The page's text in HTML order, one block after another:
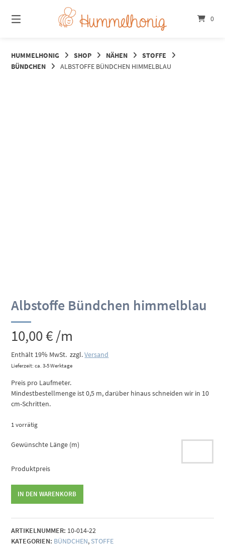
zum
Inhalt
0
HUMMELHONIG SHOP NÄHEN
STOFFE
BÜNDCHEN
ALBSTOFFE BÜNDCHEN HIMMELBLAU
Albstoffe Bündchen himmelblau
10,00€/m
Enthält 19% MwSt. zzgl.Versand
Lieferzeit: ca. 3-5 Werktage
Preis pro Laufmeter.
Mindestbestellmenge ist 0,5 m, darüber hinaus schneiden wir in 10
cm-Schritten.
1 vorrätig
Gewünschte Länge (m)
Produktpreis
Menge
IN DEN WARENKORB
ARTIKELNUMMER: 10-014-22
KATEGORIEN: BÜNDCHEN, STOFFE